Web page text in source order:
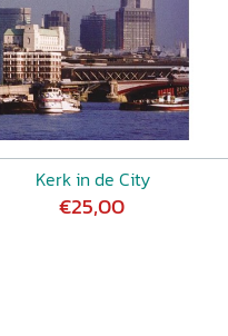
Kerk in de City
€25,00